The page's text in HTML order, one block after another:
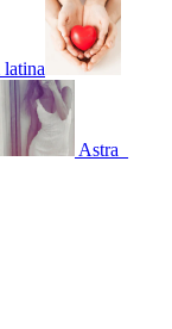
latina
Astra_